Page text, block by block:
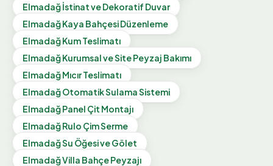
Elmadağİstinat ve Dekoratif Duvar
ElmadağKaya Bahçesi Düzenleme
ElmadağKum Teslimatı
ElmadağKurumsal ve Site Peyzaj Bakımı
ElmadağMıcır Teslimatı
ElmadağOtomatik Sulama Sistemi
ElmadağPanel Çit Montajı
ElmadağRulo Çim Serme
ElmadağSu Öğesi ve Gölet
ElmadağVilla Bahçe Peyzajı